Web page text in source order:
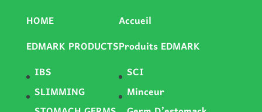
HOME
EDMARK PRODUCTS
IBS
SLIMMING
Accueil
Produits EDMARK
SCI
Minceur